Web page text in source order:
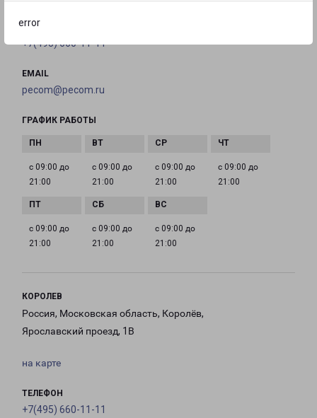
error
ТЕЛЕФОН
+7(495) 660-11-11
EMAIL
pecom@pecom.ru
ГРАФИК РАБОТЫ
с 09:00 до
21:00
с 09:00 до
21:00
с 09:00 до
21:00
с 09:00 до
21:00
с 09:00 до
21:00
с 09:00 до
21:00
с 09:00 до
21:00
КОРОЛЕВ
Россия, Московская область, Королёв,
Ярославский проезд, 1В
на карте
ТЕЛЕФОН
+7(495) 660-11-11